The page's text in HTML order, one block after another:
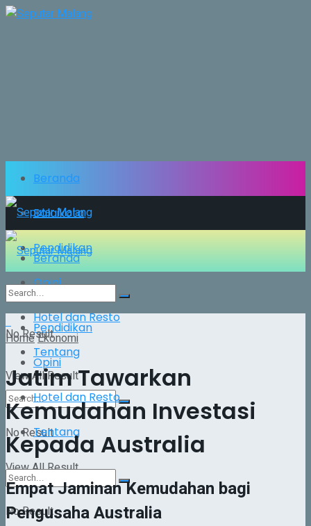
Beranda
Balaikota
Pendidikan
Opini
Hotel dan Resto
Tentang
No Result
View All Result
Beranda
Balaikota
Pendidikan
Opini
Hotel dan Resto
Tentang
No Result
No Result
View All Result
HomeEkonomi
Jatim Tawarkan
Kemudahan Investasi
Kepada Australia
Empat Jaminan Kemudahan bagi
Pengusaha Australia